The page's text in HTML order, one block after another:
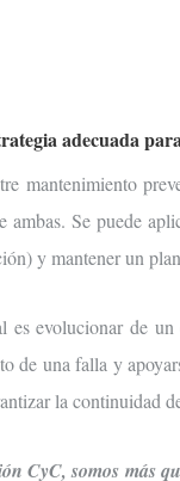
adecuada
mantenimiento
ambas. Se puede
y mantener un
es evolucionar de
de una falla y
la continuidad
CyC, somos más